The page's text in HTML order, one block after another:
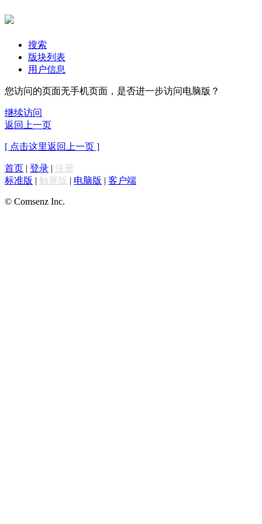
搜索
版块列表
用户信息
您访问的页面无手机页面，是否进一步访问电脑版？
继续访问
返回上一页
[ 点击这里返回上一页 ]
首页 | 登录 | 注册
标准版 | 触屏版 | 电脑版 | 客户端
© Comsenz Inc.